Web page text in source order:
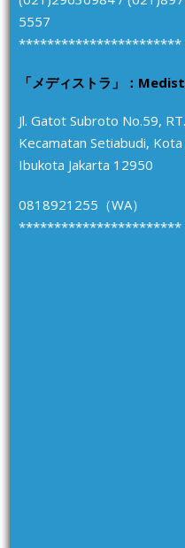
5557
「メディストラ」：
Jl. Gatot Subroto No.59,
Kecamatan Setiabudi,
Ibukota Jakarta 12950
0818921255（WA）